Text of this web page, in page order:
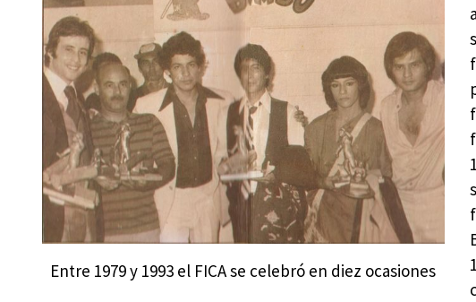
Entre 1979 y 1993 el FICA se celebró en diez ocasiones